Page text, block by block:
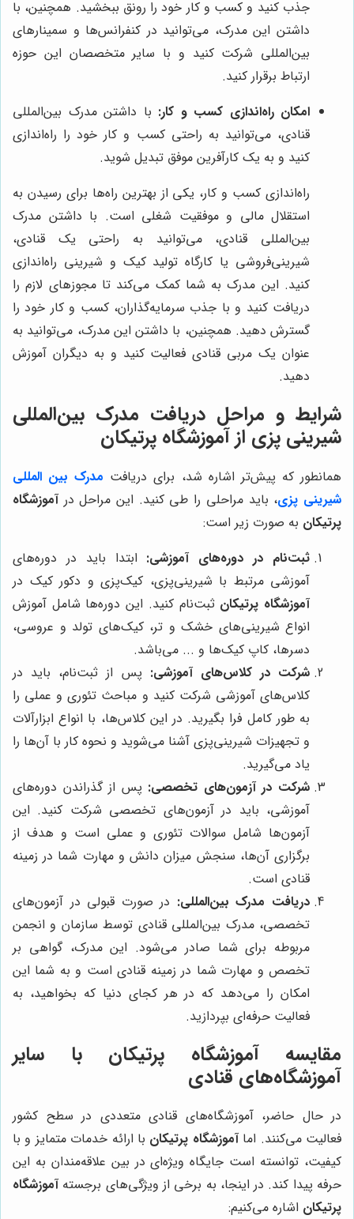
جذب کنید و کسب و کار خود را رونق ببخشید. همچنین، با
داشتن این مدرک، می‌توانید در کنفرانس‌ها و سمینارهای
بین‌المللی شرکت کنید و با سایر متخصصان این حوزه
ارتباط برقرار کنید.
امکان راه‌اندازی کسب و کار: با داشتن مدرک بین‌المللی
قنادی، می‌توانید به راحتی کسب و کار خود را راه‌اندازی
کنید و به یک کارآفرین موفق تبدیل شوید.
راه‌اندازی کسب و کار، یکی از بهترین راه‌ها برای رسیدن به
استقلال مالی و موفقیت شغلی است. با داشتن مدرک
بین‌المللی قنادی، می‌توانید به راحتی یک قنادی،
شیرینی‌فروشی یا کارگاه تولید کیک و شیرینی راه‌اندازی
کنید. این مدرک به شما کمک می‌کند تا مجوزهای لازم را
دریافت کنید و با جذب سرمایه‌گذاران، کسب و کار خود را
گسترش دهید. همچنین، با داشتن این مدرک، می‌توانید به
عنوان یک مربی قنادی فعالیت کنید و به دیگران آموزش
دهید.
شرایط و مراحل دریافت مدرک بین‌المللی
شیرینی پزی از آموزشگاه پرتیکان
همانطور که پیش‌تر اشاره شد، برای دریافت مدرک بین المللی
شیرینی پزی، باید مراحلی را طی کنید. این مراحل درآموزشگاه
پرتیکان به صورت زیر است:
ثبت‌نام در دوره‌های آموزشی: ابتدا باید در دوره‌های
آموزشی مرتبط با شیرینی‌پزی، کیک‌پزی و دکور کیک در
آموزشگاه پرتیکان ثبت‌نام کنید. این دوره‌ها شامل آموزش
انواع شیرینی‌های خشک و تر، کیک‌های تولد و عروسی،
دسرها، کاپ کیک‌ها و ... می‌باشد.
شرکت در کلاس‌های آموزشی: پس از ثبت‌نام، باید در
کلاس‌های آموزشی شرکت کنید و مباحث تئوری و عملی را
به طور کامل فرا بگیرید. در این کلاس‌ها، با انواع ابزارآلات
و تجهیزات شیرینی‌پزی آشنا می‌شوید و نحوه کار با آن‌ها را
یاد می‌گیرید.
شرکت در آزمون‌های تخصصی: پس از گذراندن دوره‌های
آموزشی، باید در آزمون‌های تخصصی شرکت کنید. این
آزمون‌ها شامل سوالات تئوری و عملی است و هدف از
برگزاری آن‌ها، سنجش میزان دانش و مهارت شما در زمینه
قنادی است.
دریافت مدرک بین‌المللی: در صورت قبولی در آزمون‌های
تخصصی، مدرک بین‌المللی قنادی توسط سازمان و انجمن
مربوطه برای شما صادر می‌شود. این مدرک، گواهی بر
تخصص و مهارت شما در زمینه قنادی است و به شما این
امکان را می‌دهد که در هر کجای دنیا که بخواهید، به
فعالیت حرفه‌ای بپردازید.
مقایسه آموزشگاه پرتیکان با سایر
آموزشگاه‌های قنادی
در حال حاضر، آموزشگاه‌های قنادی متعددی در سطح کشور
فعالیت می‌کنند. اماآموزشگاه پرتیکان با ارائه خدمات متمایز و با
کیفیت، توانسته است جایگاه ویژه‌ای در بین علاقه‌مندان به این
حرفه پیدا کند. در اینجا، به برخی از ویژگی‌های برجستهآموزشگاه
پرتیکان اشاره می‌کنیم: